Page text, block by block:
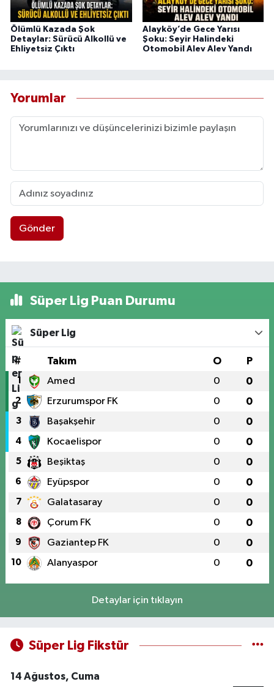
Ölümlü Kazada Şok
Detaylar: Sürücü Alkollü ve
Ehliyetsiz Çıktı
Alayköy’de Gece Yarısı
Şoku: Seyir Halindeki
Otomobil Alev Alev Yandı
Yorumlar
Gönder
Süper Lig Puan Durumu
Süper Lig
# Takım O P
1 Amed 0 0
2 Erzurumspor FK 0 0
3 Başakşehir 0 0
4 Kocaelispor 0 0
5 Beşiktaş 0 0
6 Eyüpspor 0 0
7 Galatasaray 0 0
8 Çorum FK 0 0
9 Gaziantep FK 0 0
10 Alanyaspor 0 0
Detaylar için tıklayın
Süper Lig Fikstür
14 Ağustos, Cuma